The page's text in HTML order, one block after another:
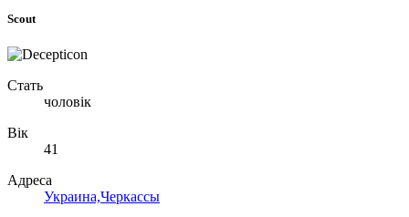
Scout
Стать
чоловік
Вік
41
Адреса
Украина,Черкассы